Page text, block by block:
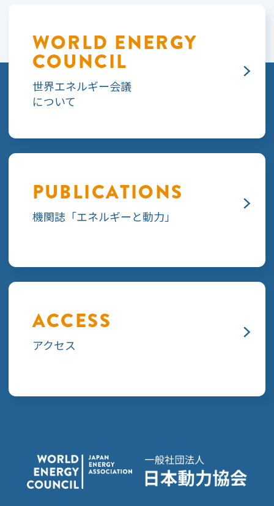
WORLD ENERGY
COUNCIL
世界エネルギー会議
について
PUBLICATIONS
機関誌「エネルギーと動力」
ACCESS
アクセス